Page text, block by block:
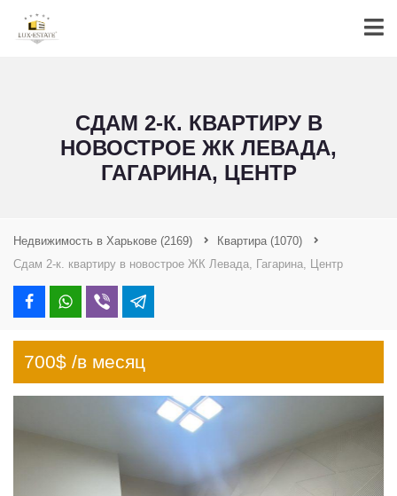
СДАМ 2-К. КВАРТИРУ В
НОВОСТРОЕ ЖК ЛЕВАДА,
ГАГАРИНА, ЦЕНТР
Недвижимость в Харькове (2169) Квартира (1070)
Сдам 2-к. квартиру в новострое ЖК Левада, Гагарина, Центр
700$ /в месяц